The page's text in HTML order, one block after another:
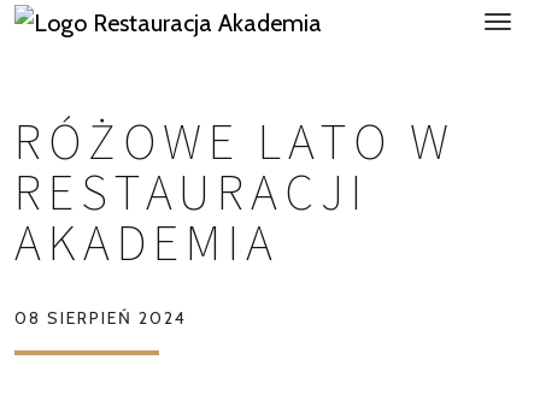
RÓŻOWE LATO W
RESTAURACJI
AKADEMIA
08 SIERPIEŃ 2024